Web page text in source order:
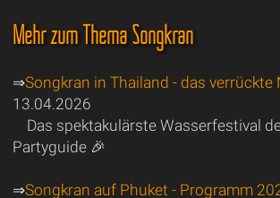
Mehr zum Thema Songkran
⇒Songkran in Thailand - das verrückte
13.04.2026
Das spektakulärste Wasserfestival
Partyguide 🎉
⇒Songkran auf Phuket - Programm